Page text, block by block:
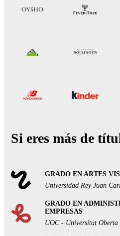
Si eres más de
GRADO EN ARTES
Universidad Rey Juan
GRADO EN
EMPRESAS
UOC - Universitat Oberta